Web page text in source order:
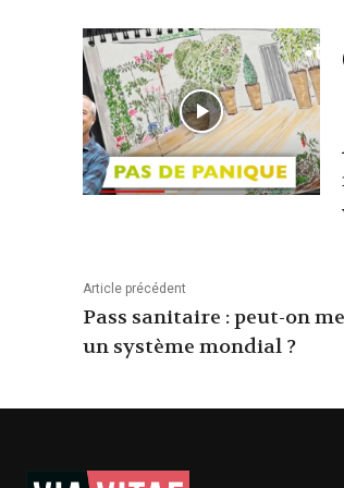
Article précédent
Pass sanitaire : peut-on
un système mondial ?